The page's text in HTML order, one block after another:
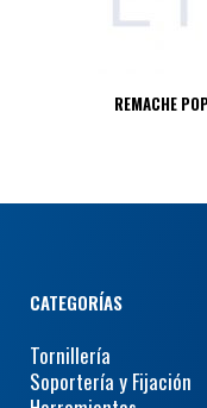
REMACHE
CATEGORÍAS
Tornillería
Soportería y Fijación